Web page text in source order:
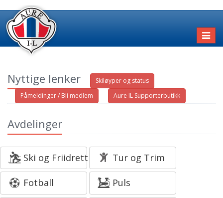
Nyttige lenker
Skiløyper og status
Påmeldinger / Bli medlem
Aure IL Supporterbutikk
Avdelinger
Ski og Friidrett Tur og Trim
Fotball Puls